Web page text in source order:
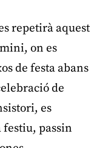
repetirà aquest
on es
de festa abans
de
es
passin